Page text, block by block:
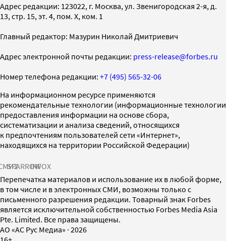
Адрес редакции: 123022, г. Москва, ул. Звенигородская 2-я, д.
13, стр. 15, эт. 4, пом. X, ком. 1
Главный редактор: Мазурин Николай Дмитриевич
Адрес электронной почты редакции: press-release@forbes.ru
Номер телефона редакции: +7 (495) 565-32-06
На информационном ресурсе применяются
рекомендательные технологии (информационные технологии
предоставления информации на основе сбора,
систематизации и анализа сведений, относящихся
к предпочтениям пользователей сети «Интернет»,
находящихся на территории Российской Федерации)
SPARROWINFOX
Перепечатка материалов и использование их в любой форме,
в том числе и в электронных СМИ, возможны только с
письменного разрешения редакции. Товарный знак Forbes
является исключительной собственностью Forbes Media Asia
Pte. Limited. Все права защищены.
AO «АС Рус Медиа» · 2026